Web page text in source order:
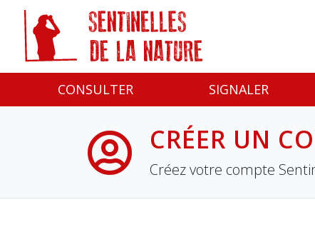
CONSULTER SIGNALER
CRÉER UN
Créez votre compte
Panneau de gestion des cookies